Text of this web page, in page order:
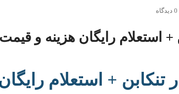
0 دیدگاه
+ استعلام رایگان هزینه و قیمت
تنکابن + استعلام